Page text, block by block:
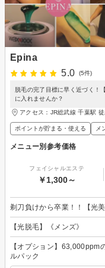
Epina
5.0
(5件)
脱毛の完了目標に早く近づく！
に入れませんか？
アクセス：JR総武線 千葉駅
ポイントが貯まる・使える メ
メニュー別参考価格
フェイシャルエステ
￥1,300～
剃刀負けから卒業！！【光
【光脱毛】《メンズ》
【オプション】
ルパック